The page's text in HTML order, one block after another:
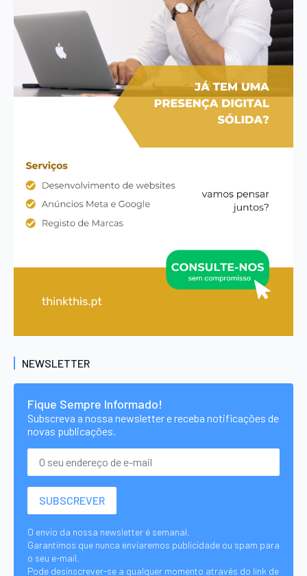
NEWSLETTER
Fique Sempre Informado!
Subscreva a nossa newsletter e receba notificações de
novas publicações.
O envio da nossa newsletter é semanal.
Garantimos que nunca enviaremos publicidade ou spam para
o seu e-mail.
Pode desinscrever-se a qualquer momento através do link de